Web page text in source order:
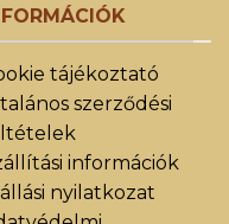
tájékoztató
szerződési
információk
nyilatkozat